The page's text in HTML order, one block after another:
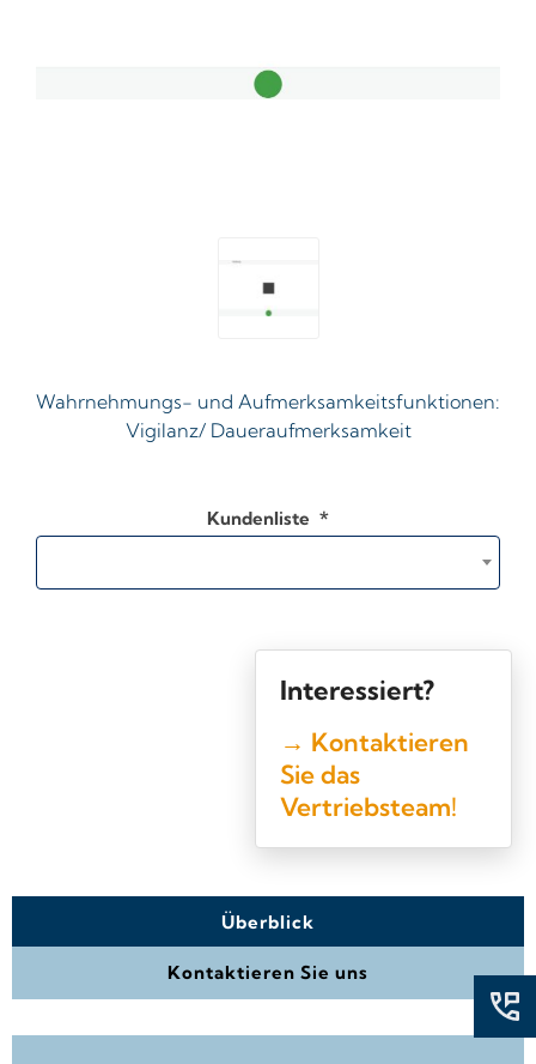
Wahrnehmungs- und Aufmerksamkeitsfunktionen:
Vigilanz/ Daueraufmerksamkeit
Kundenliste *
Interessiert?
→ Kontaktieren
Sie das
Vertriebsteam!
Überblick
Kontaktieren Sie uns